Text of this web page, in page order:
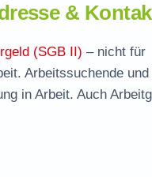
&
(SGB II) – nicht für
Arbeitssuchende und
in Arbeit. Auch